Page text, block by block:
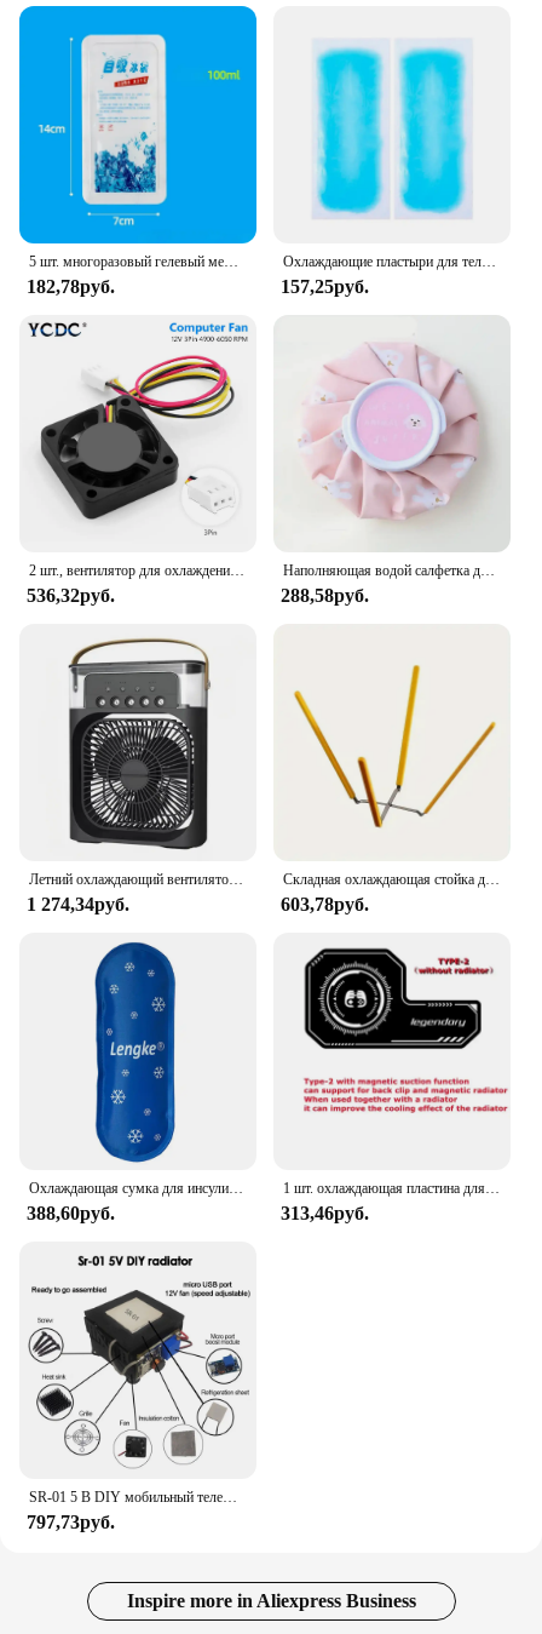
5 шт. многоразовый гелевый мешок для льда, автоматическое водопоглощение, изолированный пакет со льдом, боль, холодный компресс, охлаждающий мешок, пакет для еды, сохраняет свежесть, пакет со льдом
182,78руб.
Охлаждающие пластыри для телефона, многофункциональная наклейка со льдом для нижней температуры, охлаждающий гель для взрослых, пластырь для облегчения боли при дискомфорте и лихорадке
157,25руб.
2 шт., вентилятор для охлаждения процессора, 12 В, 40 х40 мм
536,32руб.
Наполняющая водой салфетка для льда мультяшный охлаждающий пакет для льда холодный и горячий физиотерапевтические упражнения физическое охлаждение тканевый компрессионный пакет
288,58руб.
Летний охлаждающий вентилятор, настольный увлажнитель, новый распылительный вентилятор с пятью отверстиями, USB портативный практичный гидроохлаждающий незаменимый охладитель для офиса
1 274,34руб.
Складная охлаждающая стойка для торта из нержавеющей стали, многофункциональная удобная шифоновая охлаждающая стойка для торта для выпечки, необходимые гаджеты
603,78руб.
Охлаждающая сумка для инсулина, 1 шт.
388,60руб.
1 шт. охлаждающая пластина для мобильного телефона, совместимая с магнитным/задним зажимом, радиатор, универсальный мини-игровой кулер, расширяющая область, излучающая наклейка
313,46руб.
SR-01 5 В DIY мобильный телефон радиатор кулер полупроводниковый охлаждающий лист бесшумный планшет компьютер охлаждающий артефакт 40*40 мм
797,73руб.
Inspire more in Aliexpress Business